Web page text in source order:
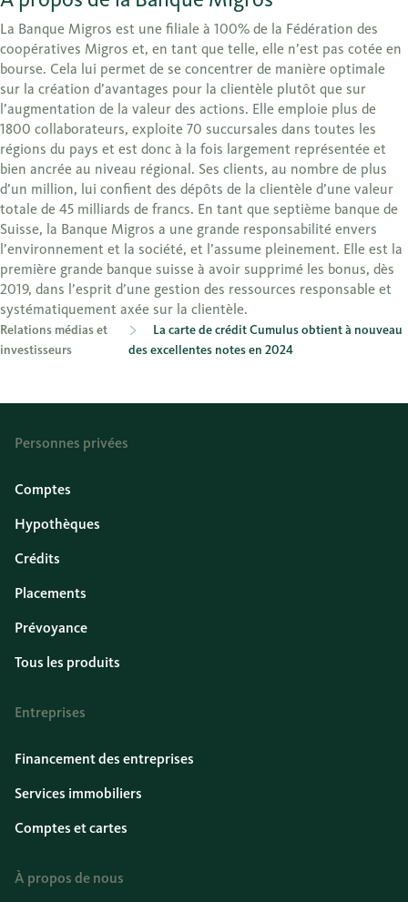
La Banque Migros est une filiale à 100% de la Fédération des
coopératives Migros et, en tant que telle, elle n’est pas cotée en
bourse. Cela lui permet de se concentrer de manière optimale
sur la création d’avantages pour la clientèle plutôt que sur
l’augmentation de la valeur des actions. Elle emploie plus de
1800 collaborateurs, exploite 70 succursales dans toutes les
régions du pays et est donc à la fois largement représentée et
bien ancrée au niveau régional. Ses clients, au nombre de plus
d’un million, lui confient des dépôts de la clientèle d’une valeur
totale de 45 milliards de francs. En tant que septième banque de
Suisse, la Banque Migros a une grande responsabilité envers
l’environnement et la société, et l’assume pleinement. Elle est la
première grande banque suisse à avoir supprimé les bonus, dès
2019, dans l’esprit d’une gestion des ressources responsable et
systématiquement axée sur la clientèle.
Relations médias et
investisseurs
La carte de crédit Cumulus obtient à nouveau
des excellentes notes en 2024
Personnes privées
Comptes
Hypothèques
Crédits
Placements
Prévoyance
Tous les produits
Entreprises
Financement des entreprises
Services immobiliers
Comptes et cartes
À propos de nous